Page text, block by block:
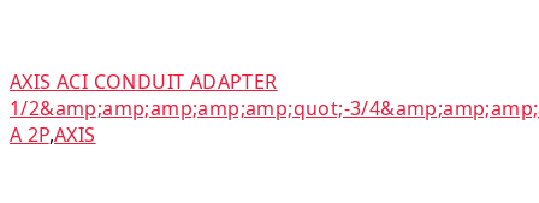
AXIS ACI CONDUIT ADAPTER
1/2&amp;amp;amp;amp;amp;quot;-3/
A 2P,AXIS